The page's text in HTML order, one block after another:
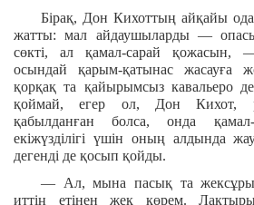
Бірақ, Дон Кихоттың айқайы
жатты: мал айдаушыларды —
сөкті, ал қамал-сарай қожасын,
осындай қарым-қатынас жасауға
қорқақ та қайырымсыз кавальеро
қоймай, егер ол, Дон Кихот,
қабылданған болса, онда
екіжүзділігі үшін оның алдында
дегенді де қосып қойды.
— Ал, мына пасық та
иттің етінен жек көрем.